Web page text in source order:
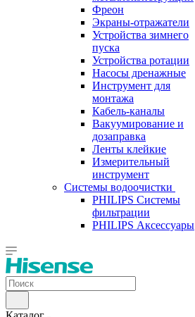
Фреон
Экраны-отражатели
Устройства зимнего
пуска
Устройства ротации
Насосы дренажные
Инструмент для
монтажа
Кабель-каналы
Вакуумирование и
дозаправка
Ленты клейкие
Измерительный
инструмент
Системы водоочистки
PHILIPS Системы
фильтрации
PHILIPS Аксессуары